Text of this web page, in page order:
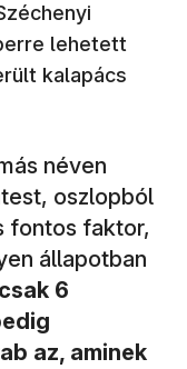
lehetett
kalapács
néven
oszlopból
fontos faktor,
állapotban
6
az, aminek